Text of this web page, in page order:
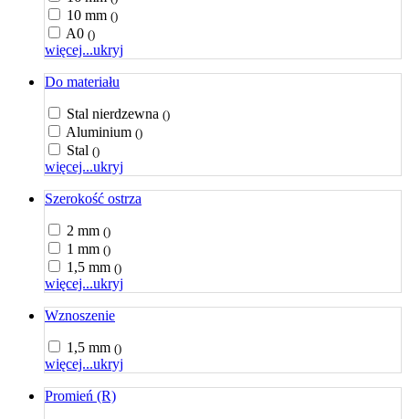
10 mm ()
A0 ()
więcej...ukryj
Do materiału
Stal nierdzewna ()
Aluminium ()
Stal ()
więcej...ukryj
Szerokość ostrza
2 mm ()
1 mm ()
1,5 mm ()
więcej...ukryj
Wznoszenie
1,5 mm ()
więcej...ukryj
Promień (R)